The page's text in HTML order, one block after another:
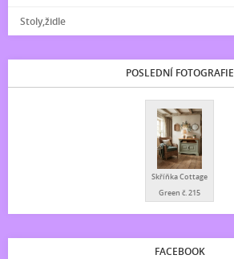
Stoly,židle
POSLEDNÍ FOTOGRAFIE
Skříňka Cottage
Green č. 215
FACEBOOK